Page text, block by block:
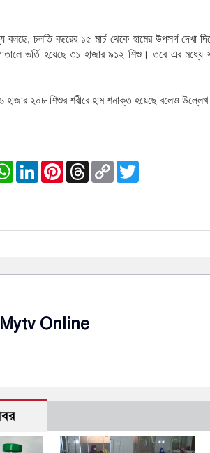
বলছে, চলতি বছরের ১৫ মার্চ থেকে হামের উপসর্গ দেখা
ভর্তি হয়েছে ৩১ হাজার ৯১২ শিশু। তবে এর মধ্যে
হাজার ২০৮ শিশুর শরীরে হাম শনাক্ত হয়েছে বলেও উল্লেখ
WhatsApp
LinkedInPinterest
Threads
Copy
Link
Mytv Online